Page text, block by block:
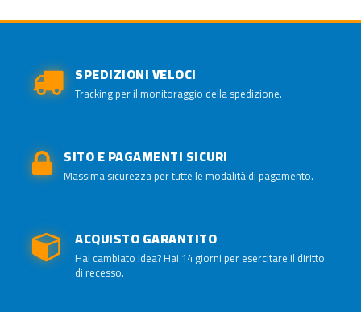
SPEDIZIONI VELOCI
Tracking per il monitoraggio della spedizione.
SITO E PAGAMENTI SICURI
Massima sicurezza per tutte le modalità di pagamento.
ACQUISTO GARANTITO
Hai cambiato idea? Hai 14 giorni per esercitare il diritto
di recesso.